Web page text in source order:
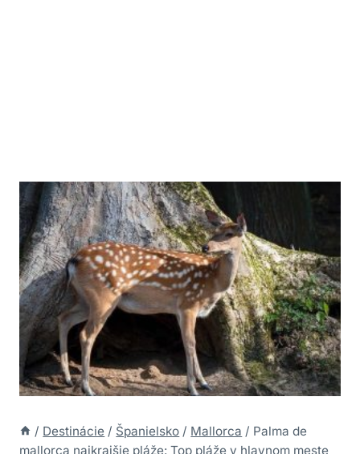
/ Destinácie / Španielsko / Mallorca / Palma de
mallorca najkrajšie pláže: Top pláže v hlavnom meste